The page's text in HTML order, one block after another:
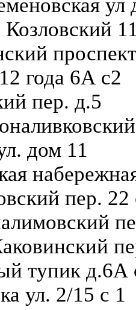
ул
года 6А с2
пер. д.5
дом 11
пер. 22
тупик д.6А
ул. 2/15 с 1